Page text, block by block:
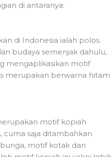
di antaranya:
di Indonesia ialah polos.
budaya semenjak dahulu,
mengaplikasikan motif
merupakan berwarna hitam
motif kopiah
cuma saja ditambahkan
motif kotak dan